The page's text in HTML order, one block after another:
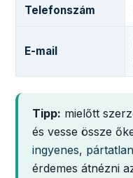
Telefonszám
E-mail
Tipp: mielőtt
és vesse össze
ingyenes,
érdemes átnézni